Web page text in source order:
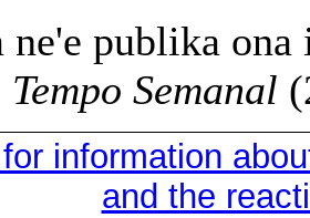
publika
Tempo Semanal
information
and the